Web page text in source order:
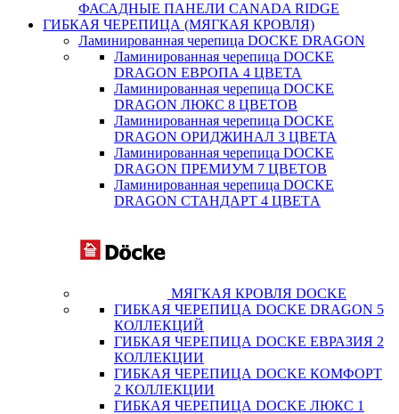
ФАСАДНЫЕ ПАНЕЛИ CANADA RIDGE
ГИБКАЯ ЧЕРЕПИЦА (МЯГКАЯ КРОВЛЯ)
Ламинированная черепица DOCKE DRAGON
Ламинированная черепица DOCKE
DRAGON ЕВРОПА 4 ЦВЕТА
Ламинированная черепица DOCKE
DRAGON ЛЮКС 8 ЦВЕТОВ
Ламинированная черепица DOCKE
DRAGON ОРИДЖИНАЛ 3 ЦВЕТА
Ламинированная черепица DOCKE
DRAGON ПРЕМИУМ 7 ЦВЕТОВ
Ламинированная черепица DOCKE
DRAGON СТАНДАРТ 4 ЦВЕТA
МЯГКАЯ КРОВЛЯ DOCKE
ГИБКАЯ ЧЕРЕПИЦА DOCKE DRAGON 5
КОЛЛЕКЦИЙ
ГИБКАЯ ЧЕРЕПИЦА DOCKE ЕВРАЗИЯ 2
КОЛЛЕКЦИИ
ГИБКАЯ ЧЕРЕПИЦА DOCKE КОМФОРТ
2 КОЛЛЕКЦИИ
ГИБКАЯ ЧЕРЕПИЦА DOCKE ЛЮКС 1